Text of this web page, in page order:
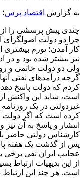
به گزارش اقتصاد پرس
چندی پیش پرسشی را از
چرا دو دولت اصولگرای
کار آمدن؛ تورم بیشتری
نیز بیشتر شده بود و در
ولی دو دولت خاتمی و
‌گرچه درآمدهای نفتی
کردم که دولت پاسخ دهد
است، شاید این واکنش از
غیردولتی در یک
کرده است که اگر دولت
انتشار و پاسخ به آن
کارشناس دولتی حاضر
پس از گذشت یک هفته
عجایب ایران نفی
از این بدیهیات ارتباط
است. هر چند این